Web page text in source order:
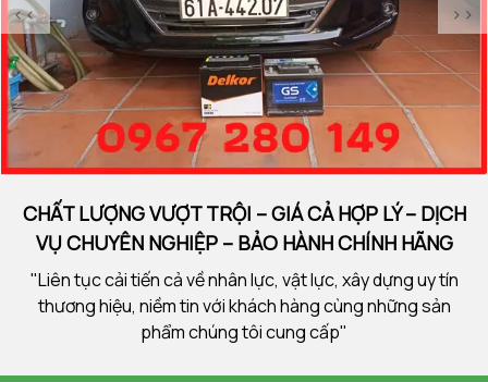
<< >>
CHẤT LƯỢNG VƯỢT TRỘI – GIÁ CẢ HỢP LÝ – DỊCH
VỤ CHUYÊN NGHIỆP – BẢO HÀNH CHÍNH HÃNG
"Liên tục cải tiến cả về nhân lực, vật lực, xây dựng uy tín
thương hiệu, niềm tin với khách hàng cùng những sản
phẩm chúng tôi cung cấp"